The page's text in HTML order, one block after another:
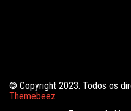
© Copyright 2023. Todos os
Themebeez